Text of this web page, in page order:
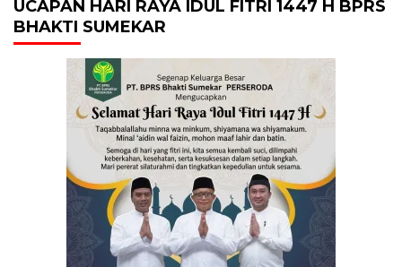
UCAPAN HARI RAYA IDUL FITRI 1447 H BPRS
BHAKTI SUMEKAR